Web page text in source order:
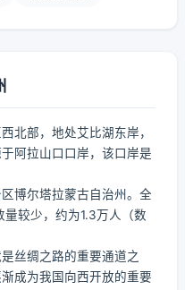
北部，地处艾比湖东岸，
阿拉山口口岸，该口岸是
博尔塔拉蒙古自治州。全
较少，约为1.3万人（数
丝绸之路的重要通道之
成为我国向西开放的重要